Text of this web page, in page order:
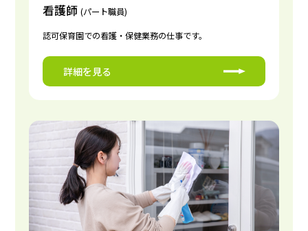
看護師(パート職員)
認可保育園での看護・保健業務の仕事です。
詳細を見る